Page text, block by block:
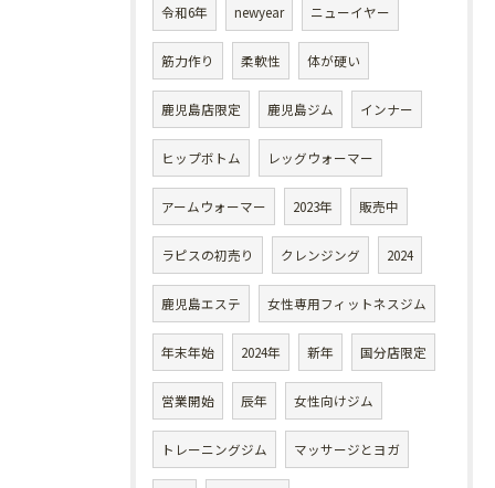
令和6年 newyear ニューイヤー
筋力作り 柔軟性 体が硬い
鹿児島店限定 鹿児島ジム インナー
ヒップボトム レッグウォーマー
アームウォーマー 2023年 販売中
ラピスの初売り クレンジング 2024
鹿児島エステ 女性専用フィットネスジム
年末年始 2024年 新年 国分店限定
営業開始 辰年 女性向けジム
トレーニングジム マッサージとヨガ